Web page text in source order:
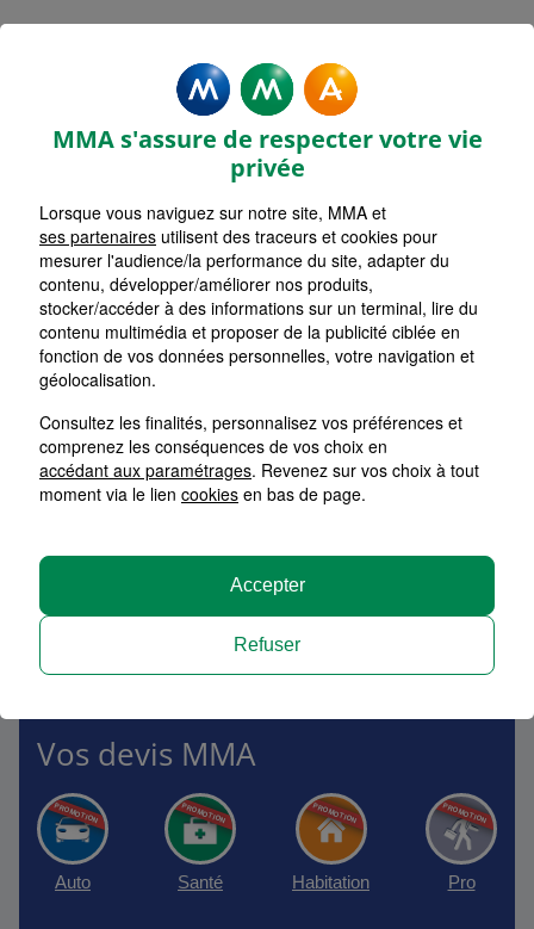
BREVELAY
Accueil Assurance Bretagne Assurance Morbihan (56)
ASSURANCES Christophe PIGEON
2 RUE SAINT ARMEL
56660 ST JEAN BREVELAY
Itinéraire vers l'agence
Nous appeler
Message
Assurance
Vos devis MMA
Auto Santé Habitation Pro
MMA s'assure de respecter votre vie
privée
Lorsque vous naviguez sur notre site, MMA et
ses partenaires utilisent des traceurs et cookies pour
mesurer l'audience/la performance du site, adapter du
contenu, développer/améliorer nos produits,
stocker/accéder à des informations sur un terminal, lire du
contenu multimédia et proposer de la publicité ciblée en
fonction de vos données personnelles, votre navigation et
géolocalisation.
Consultez les finalités, personnalisez vos préférences et
comprenez les conséquences de vos choix en
accédant aux paramétrages. Revenez sur vos choix à tout
moment via le lien cookies en bas de page.
Refuser
Accepter